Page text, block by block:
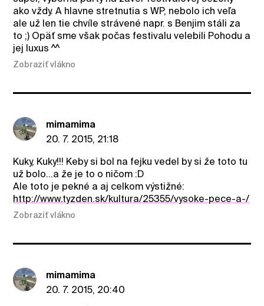
ako vždy. A hlavne stretnutia s WP, nebolo ich veľa
ale už len tie chvíle strávené napr. s Benjim stáli za
to ;) Opäť sme však počas festivalu velebili Pohodu a
jej luxus ^^
Zobraziť vlákno
mimamima
20. 7. 2015, 21:18
Kuky, Kuky!!! Keby si bol na fejku vedel by si že toto tu
už bolo...a že je to o ničom :D
Ale toto je pekné a aj celkom výstižné:
http://www.tyzden.sk/kultura/25355/vysoke-pece-a-/
Zobraziť vlákno
mimamima
20. 7. 2015, 20:40